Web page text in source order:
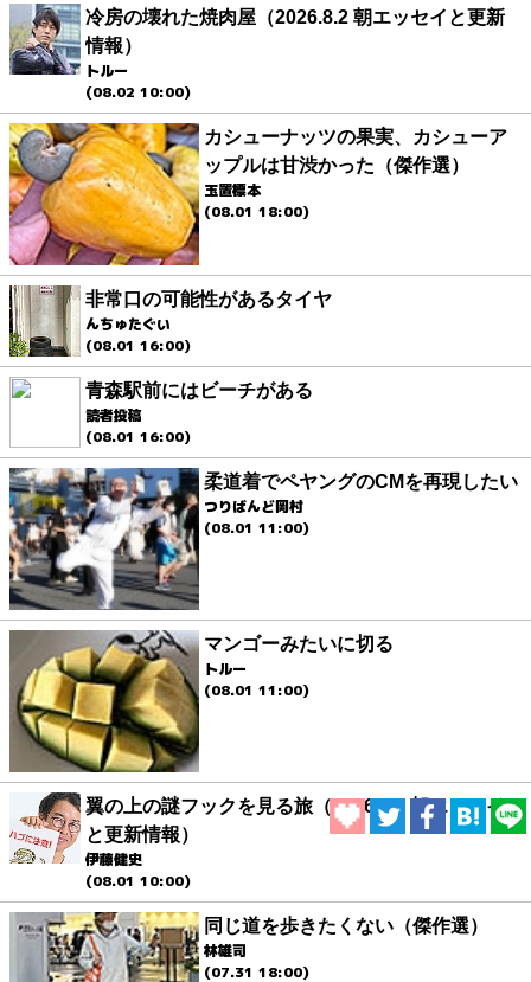
冷房の壊れた焼肉屋（2026.8.2 朝エッセイと更新
情報）
トルー
(08.02 10:00)
カシューナッツの果実、カシューア
ップルは甘渋かった（傑作選）
玉置標本
(08.01 18:00)
非常口の可能性があるタイヤ
んちゅたぐい
(08.01 16:00)
青森駅前にはビーチがある
読者投稿
(08.01 16:00)
柔道着でペヤングのCMを再現したい
つりばんど岡村
(08.01 11:00)
マンゴーみたいに切る
トルー
(08.01 11:00)
翼の上の謎フックを見る旅（2026.8.1 朝エッセイ
と更新情報）
伊藤健史
(08.01 10:00)
同じ道を歩きたくない（傑作選）
林雄司
(07.31 18:00)